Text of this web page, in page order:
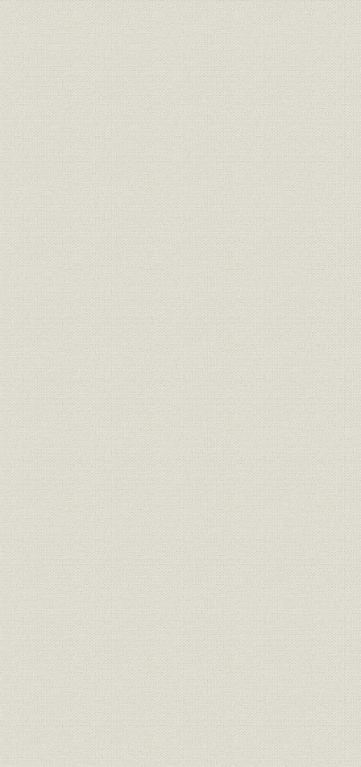
経営;生産 富士製鉄の全貌 昭和33年4
事業所
室蘭製鉄所、釜石製鉄所、広畑
製鉄所、川崎製鉄所
社歌
くろがねの富士(富士製鉄株式会
社社歌)
社歌 室蘭製鉄所所歌
事業所 製鉄所本事務所
施設
テレタイプ室//本事務所外景//機
械計算機//機械計算機パンチ作
業//機械計算機室内部
定款 北海道炭礦汽船株式会社定款 明治40年8
定款 株式会社日本製鋼所定款 大正8年12
定款 輪西製鉄株式会社定款 昭和6年10
定款 日本製鉄株式会社定款 昭和9年1月
定款 富士製鉄株式会社定款
昭和25年4
11月29日
組織 職制 明治42年5
役員
北海道炭礦汽船株式会社時代役
員異動表
明治40年~
役員
北海道製鉄株式会社時代役員異
動表
大正6年~
役員
株式会社日本製鋼所時代役員異
動表 日本製鋼直営時代
大正8年12
役員
株式会社日本製鋼所時代役員異
動表 輪西製鉄組合時代
大正13年2
役員
輪西製鉄株式会社時代役員異動
表
昭和6年10
役員
日本製鉄株式会社役員異動表
昭和9年1